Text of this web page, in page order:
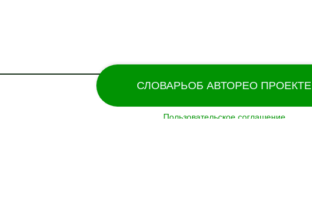
СЛОВАРЬОБ АВТОРЕО ПРОЕКТЕ
Пользовательское соглашение